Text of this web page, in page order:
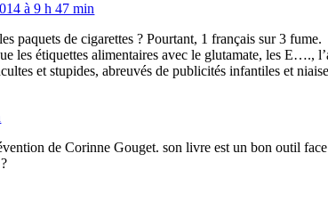
à 9 h 47 min
paquets de cigarettes ? Pourtant, 1 français sur 3 fume.
les étiquettes alimentaires avec le glutamate, les
et stupides, abreuvés de publicités infantiles et
de Corinne Gouget. son livre est un bon outil